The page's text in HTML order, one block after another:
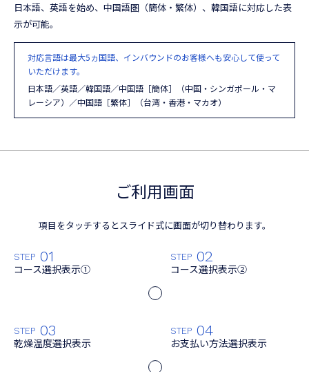
日本語、英語を始め、中国語圏（簡体・繁体）、韓国語に対応した表
示が可能。
対応言語は最大5ヵ国語、インバウンドのお客様へも安心して使って
いただけます。
日本語／英語／韓国語／中国語［簡体］（中国・シンガポール・マ
レーシア）／中国語［繁体］（台湾・香港・マカオ）
ご利用画面
項目をタッチするとスライド式に画面が切り替わります。
STEP 01
コース選択表示①
STEP 02
コース選択表示②
STEP 03
乾燥温度選択表示
STEP 04
お支払い方法選択表示